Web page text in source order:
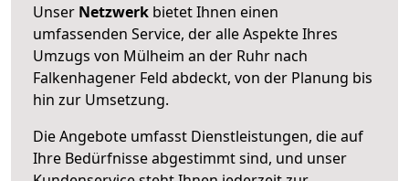
Unser Netzwerk bietet Ihnen einen
umfassenden Service, der alle Aspekte Ihres
Umzugs von Mülheim an der Ruhr nach
Falkenhagener Feld abdeckt, von der Planung bis
hin zur Umsetzung.
Die Angebote umfasst Dienstleistungen, die auf
Ihre Bedürfnisse abgestimmt sind, und unser